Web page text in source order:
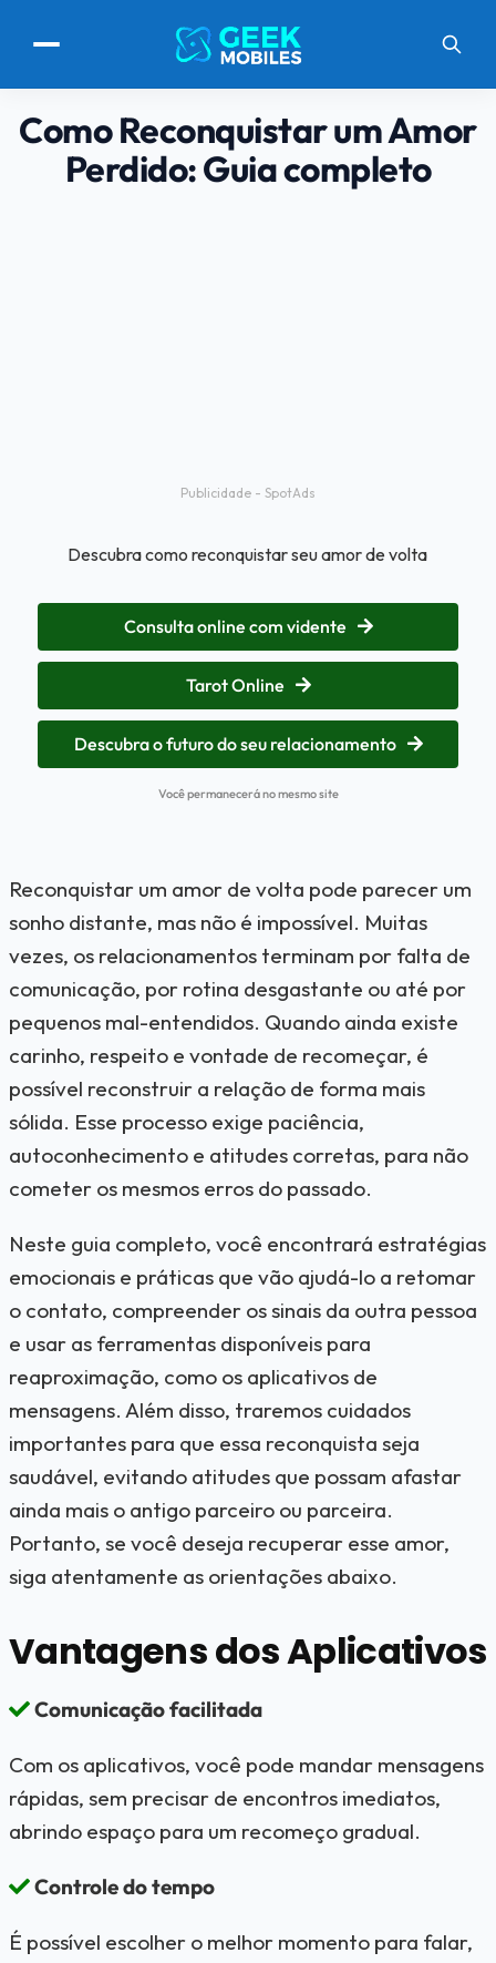
Como Reconquistar um Amor
Perdido: Guia completo
Publicidade - SpotAds
Descubra como reconquistar seu amor de volta
Consulta online com vidente
Tarot Online
Descubra o futuro do seu relacionamento
Você permanecerá no mesmo site
Reconquistar um amor de volta pode parecer um
sonho distante, mas não é impossível. Muitas
vezes, os relacionamentos terminam por falta de
comunicação, por rotina desgastante ou até por
pequenos mal-entendidos. Quando ainda existe
carinho, respeito e vontade de recomeçar, é
possível reconstruir a relação de forma mais
sólida. Esse processo exige paciência,
autoconhecimento e atitudes corretas, para não
cometer os mesmos erros do passado.
Neste guia completo, você encontrará estratégias
emocionais e práticas que vão ajudá-lo a retomar
o contato, compreender os sinais da outra pessoa
e usar as ferramentas disponíveis para
reaproximação, como os aplicativos de
mensagens. Além disso, traremos cuidados
importantes para que essa reconquista seja
saudável, evitando atitudes que possam afastar
ainda mais o antigo parceiro ou parceira.
Portanto, se você deseja recuperar esse amor,
siga atentamente as orientações abaixo.
Vantagens dos Aplicativos
Comunicação facilitada
Com os aplicativos, você pode mandar mensagens
rápidas, sem precisar de encontros imediatos,
abrindo espaço para um recomeço gradual.
Controle do tempo
É possível escolher o melhor momento para falar,